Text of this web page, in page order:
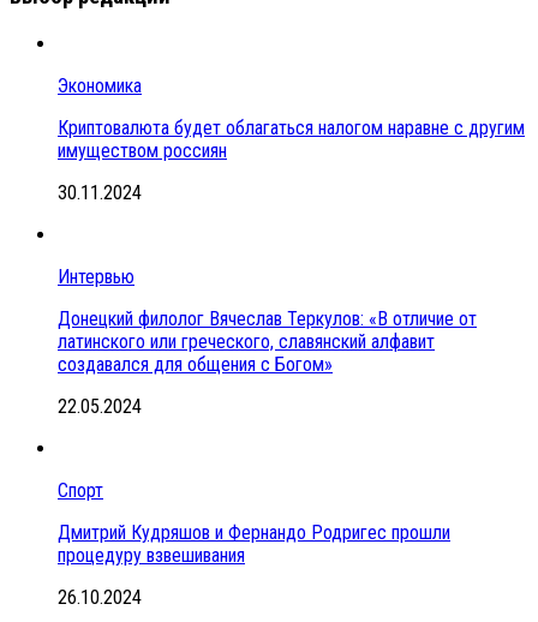
Экономика
Криптовалюта будет облагаться налогом наравне с другим
имуществом россиян
30.11.2024
Интервью
Донецкий филолог Вячеслав Теркулов: «В отличие от
латинского или греческого, славянский алфавит
создавался для общения с Богом»
22.05.2024
Спорт
Дмитрий Кудряшов и Фернандо Родригес прошли
процедуру взвешивания
26.10.2024